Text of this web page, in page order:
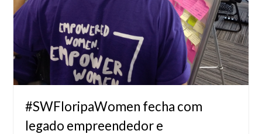
#SWFloripaWomen fecha com
legado empreendedor e